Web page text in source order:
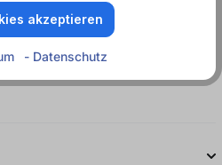
akzeptieren
- Datenschutz